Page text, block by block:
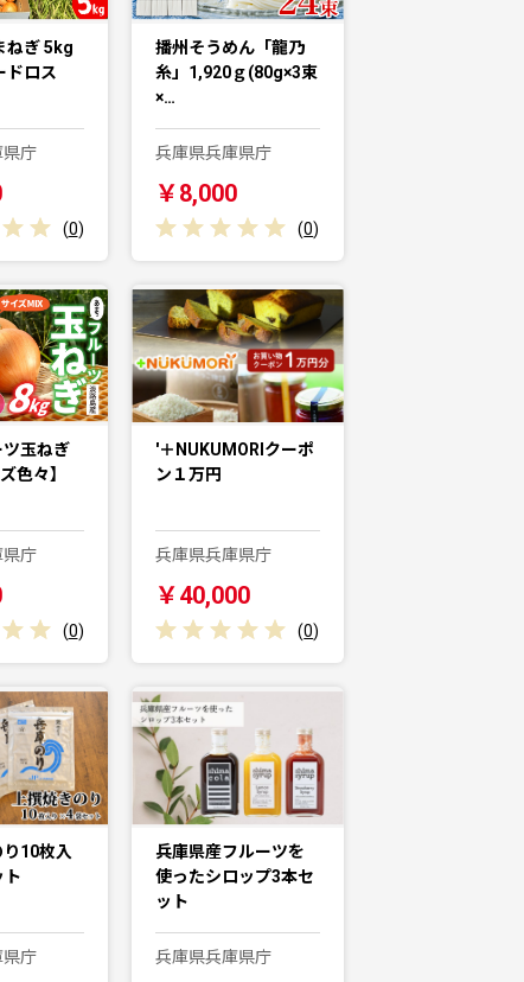
ねぎ 5kg
ドロス
庁
(0)
播州そうめん「龍乃
糸」1,920ｇ(80g×3束
×…
兵庫県兵庫県庁
￥8,000
(0)
玉ねぎ
色々】
庁
(0)
'＋NUKUMORIクーポ
ン１万円
兵庫県兵庫県庁
￥40,000
(0)
10枚入
ト
庁
兵庫県産フルーツを
使ったシロップ3本セ
ット
兵庫県兵庫県庁